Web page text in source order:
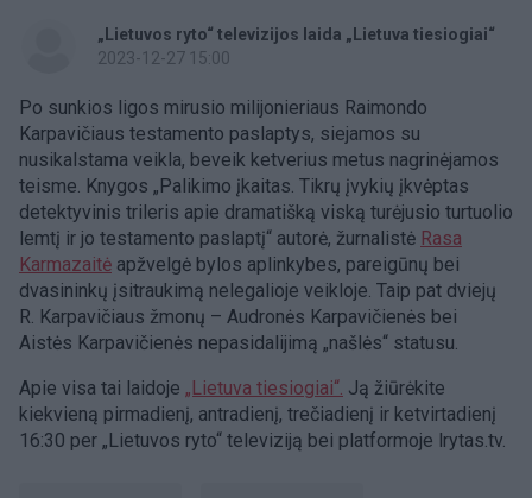
„Lietuvos ryto“ televizijos laida „Lietuva tiesiogiai“
2023-12-27 15:00
Po sunkios ligos mirusio milijonieriaus Raimondo
Karpavičiaus testamento paslaptys, siejamos su
nusikalstama veikla, beveik ketverius metus nagrinėjamos
teisme. Knygos „Palikimo įkaitas. Tikrų įvykių įkvėptas
detektyvinis trileris apie dramatišką viską turėjusio turtuolio
lemtį ir jo testamento paslaptį“ autorė, žurnalistė Rasa
Karmazaitė apžvelgė bylos aplinkybes, pareigūnų bei
dvasininkų įsitraukimą nelegalioje veikloje. Taip pat dviejų
R. Karpavičiaus žmonų – Audronės Karpavičienės bei
Aistės Karpavičienės nepasidalijimą „našlės“ statusu.
Apie visa tai laidoje „Lietuva tiesiogiai“. Ją žiūrėkite
kiekvieną pirmadienį, antradienį, trečiadienį ir ketvirtadienį
16:30 per „Lietuvos ryto“ televiziją bei platformoje lrytas.tv.